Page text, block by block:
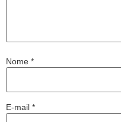
Nome *
E-mail *